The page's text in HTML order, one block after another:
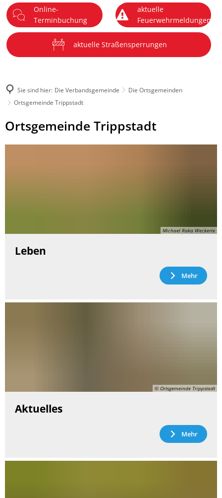
Menü
Online-
Terminbuchung
aktuelle
Feuerwehrmeldungen
aktuelle Straßensperrungen
Sie sind hier: Die Verbandsgemeinde
Die Ortsgemeinden
Ortsgemeinde Trippstadt
Ortsgemeinde
Trippstadt
Ortsgemeinde Trippstadt
Michael Raka Weckerle
Leben
Mehr
© Ortsgemeinde Trippstadt
Aktuelles
Mehr